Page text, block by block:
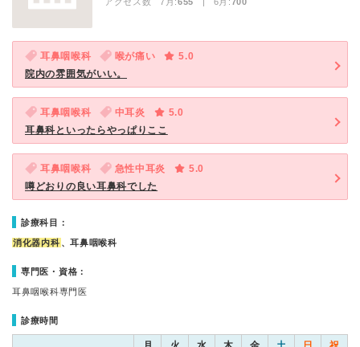
耳鼻咽喉科 喉が痛い
5.0
院内の雰囲気がいい。
耳鼻咽喉科 中耳炎
5.0
耳鼻科といったらやっぱりここ
耳鼻咽喉科 急性中耳炎
5.0
噂どおりの良い耳鼻科でした
診療科目：
消化器内科 、耳鼻咽喉科
専門医・資格：
耳鼻咽喉科専門医
診療時間